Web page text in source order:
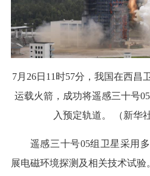
7月26日11时57分，我国在西昌
运载火箭，成功将遥感三十号
入预定轨道。 （新华
遥感三十号05组卫星采用
展电磁环境探测及相关技术试验